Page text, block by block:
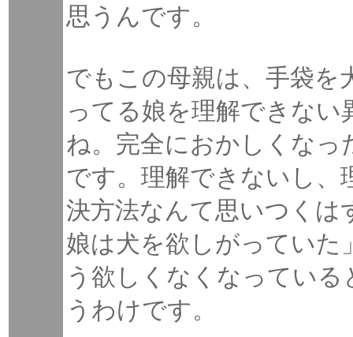
思うんです。
でもこの母親は、手袋を
ってる娘を理解できな
ね。完全におかしくな
です。理解できないし
決方法なんて思いつくは
娘は犬を欲しがっていた
う欲しくなくなってい
うわけです。